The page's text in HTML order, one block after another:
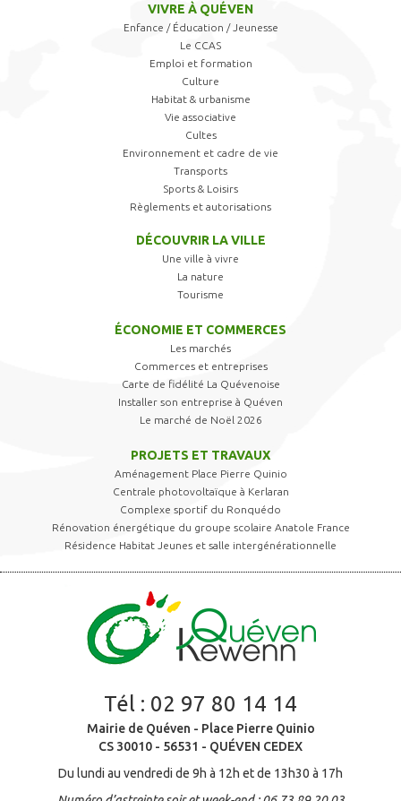
VIVRE À QUÉVEN
Enfance / Éducation / Jeunesse
Le CCAS
Emploi et formation
Culture
Habitat & urbanisme
Vie associative
Cultes
Environnement et cadre de vie
Transports
Sports & Loisirs
Règlements et autorisations
DÉCOUVRIR LA VILLE
Une ville à vivre
La nature
Tourisme
ÉCONOMIE ET COMMERCES
Les marchés
Commerces et entreprises
Carte de fidélité La Quévenoise
Installer son entreprise à Quéven
Le marché de Noël 2026
PROJETS ET TRAVAUX
Aménagement Place Pierre Quinio
Centrale photovoltaïque à Kerlaran
Complexe sportif du Ronquédo
Rénovation énergétique du groupe scolaire Anatole France
Résidence Habitat Jeunes et salle intergénérationnelle
Tél : 02 97 80 14 14
Mairie de Quéven - Place Pierre Quinio
CS 30010 - 56531 - QUÉVEN CEDEX
Du lundi au vendredi de 9h à 12h et de 13h30 à 17h